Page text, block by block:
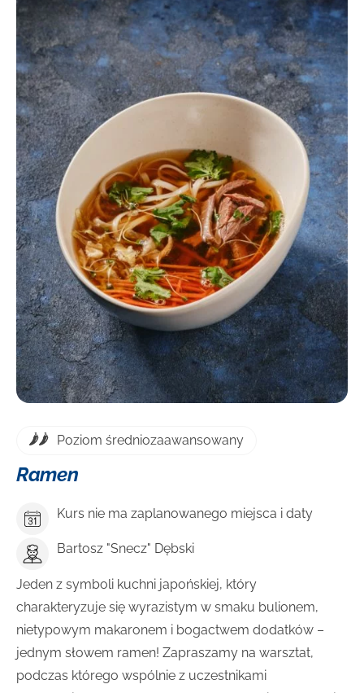
DOWIEDZ SIĘ WIĘCEJ
Poziom średniozaawansowany
Ramen
Kurs nie ma zaplanowanego miejsca i daty
Bartosz "Snecz" Dębski
Jeden z symboli kuchni japońskiej, który
charakteryzuje się wyrazistym w smaku bulionem,
nietypowym makaronem i bogactwem dodatków –
jednym słowem ramen! Zapraszamy na warsztat,
podczas którego wspólnie z uczestnikami